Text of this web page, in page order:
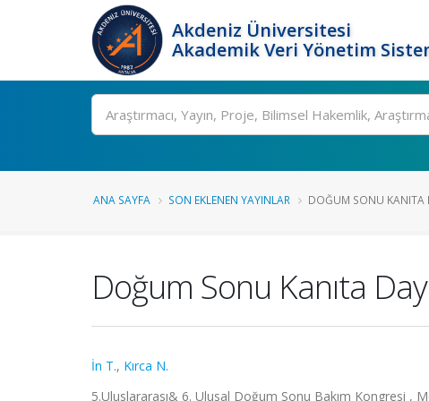
Akdeniz Üniversitesi
Akademik Veri Yönetim
Ara
ANA SAYFA SON EKLENEN YAYINLAR DOĞUM SONU KANITA
Doğum Sonu Kanıta
İn T., Kırca N.
5.Uluslararası& 6. Ulusal Doğum Sonu Bakım Kongresi ,